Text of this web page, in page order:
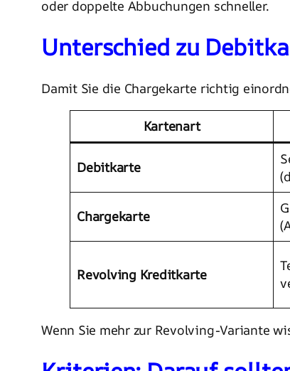
oder doppelte Abbuchungen schneller.
Unterschied zu
Damit Sie die Chargekarte richtig
Kartenart
Debitkarte
Chargekarte
Revolving Kreditkarte
Wenn Sie mehr zur Revolving-Variante